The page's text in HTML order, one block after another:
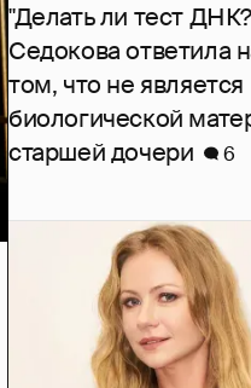
"Делать ли тест
Седокова ответила
том, что не является
биологической
старшей дочери
6